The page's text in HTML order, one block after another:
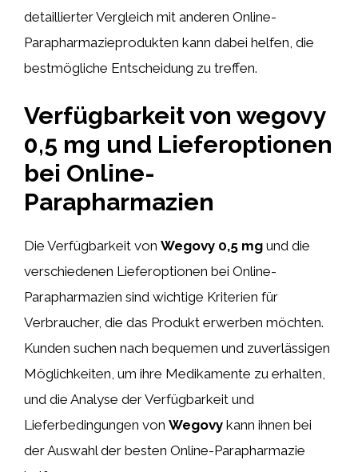
detaillierter Vergleich mit anderen Online-
Parapharmazieprodukten kann dabei helfen, die
bestmögliche Entscheidung zu treffen.
Verfügbarkeit von wegovy
0,5 mg und Lieferoptionen
bei Online-
Parapharmazien
Die Verfügbarkeit von Wegovy 0,5 mg und die
verschiedenen Lieferoptionen bei Online-
Parapharmazien sind wichtige Kriterien für
Verbraucher, die das Produkt erwerben möchten.
Kunden suchen nach bequemen und zuverlässigen
Möglichkeiten, um ihre Medikamente zu erhalten,
und die Analyse der Verfügbarkeit und
Lieferbedingungen von Wegovy kann ihnen bei
der Auswahl der besten Online-Parapharmazie